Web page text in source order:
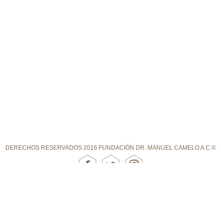
DERECHOS RESERVADOS 2016 FUNDACIÓN DR. MANUEL CAMELO A.C.©